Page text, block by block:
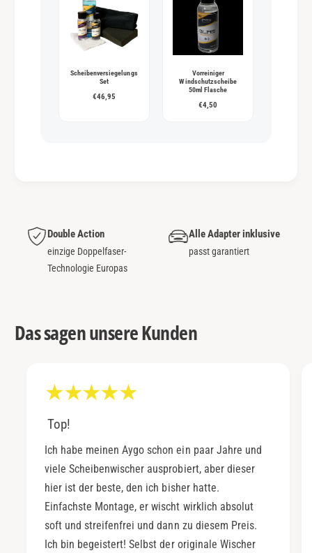
Scheibenversiegelungs
Set
€46,95
Vorreiniger
Windschutzscheibe
50ml Flasche
€4,50
Double Action
einzige Doppelfaser-
Technologie Europas
Alle Adapter inklusive
passt garantiert
Das sagen unsere Kunden
Top!
Ich habe meinen Aygo schon ein paar Jahre und
viele Scheibenwischer ausprobiert, aber dieser
hier ist der beste, den ich bisher hatte.
Einfachste Montage, er wischt wirklich absolut
soft und streifenfrei und dann zu diesem Preis.
Ich bin begeistert! Selbst der originale Wischer